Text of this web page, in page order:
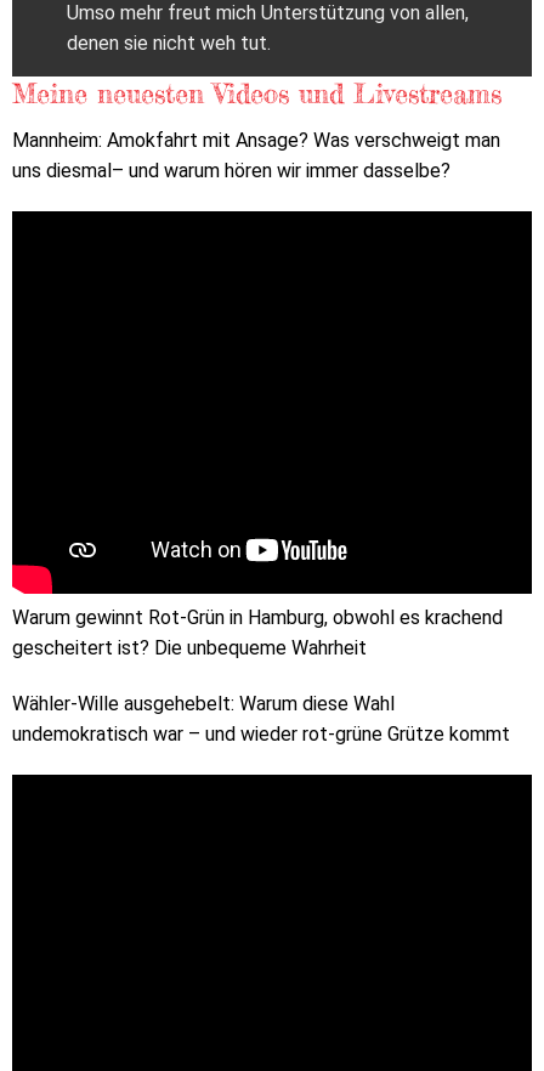
Umso mehr freut mich Unterstützung von allen,
denen sie nicht weh tut.
Meine neuesten Videos und Livestreams
Mannheim: Amokfahrt mit Ansage? Was verschweigt man
uns diesmal– und warum hören wir immer dasselbe?
Warum gewinnt Rot-Grün in Hamburg, obwohl es krachend
gescheitert ist? Die unbequeme Wahrheit
Wähler-Wille ausgehebelt: Warum diese Wahl
undemokratisch war – und wieder rot-grüne Grütze kommt